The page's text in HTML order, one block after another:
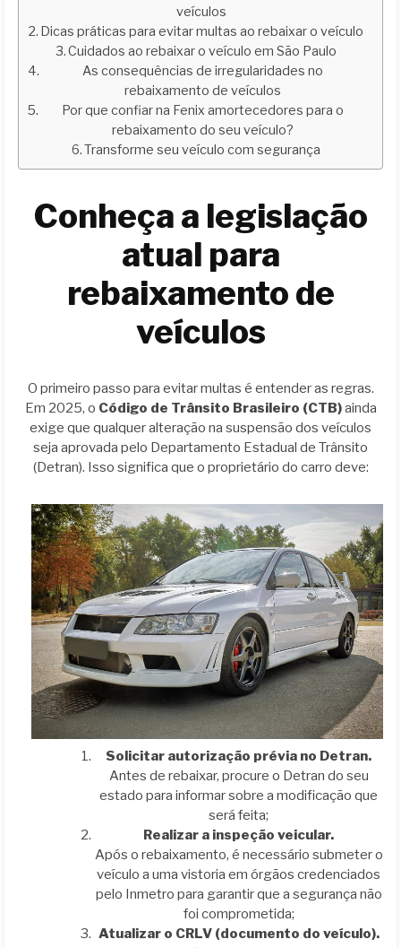
veículos
Dicas práticas para evitar multas ao rebaixar o veículo
Cuidados ao rebaixar o veículo em São Paulo
As consequências de irregularidades no
rebaixamento de veículos
Por que confiar na Fenix amortecedores para o
rebaixamento do seu veículo?
Transforme seu veículo com segurança
Conheça a legislação
atual para
rebaixamento de
veículos
O primeiro passo para evitar multas é entender as regras.
Em 2025, o Código de Trânsito Brasileiro (CTB)ainda
exige que qualquer alteração na suspensão dos veículos
seja aprovada pelo Departamento Estadual de Trânsito
(Detran). Isso significa que o proprietário do carro deve:
Solicitar autorização prévia no Detran.
Antes de rebaixar, procure o Detran do seu
estado para informar sobre a modificação que
será feita;
Realizar a inspeção veicular.
Após o rebaixamento, é necessário submeter o
veículo a uma vistoria em órgãos credenciados
pelo Inmetro para garantir que a segurança não
foi comprometida;
Atualizar o CRLV (documento do veículo).